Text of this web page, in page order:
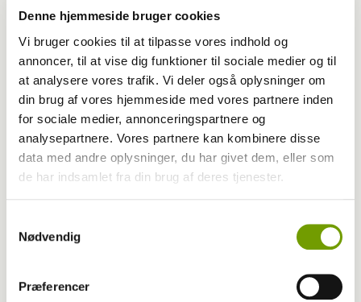
Denne hjemmeside bruger cookies
Vi bruger cookies til at tilpasse vores indhold og
annoncer, til at vise dig funktioner til sociale medier og til
at analysere vores trafik. Vi deler også oplysninger om
din brug af vores hjemmeside med vores partnere inden
for sociale medier, annonceringspartnere og
analysepartnere. Vores partnere kan kombinere disse
data med andre oplysninger, du har givet dem, eller som
de har indsamlet fra din brug af deres tjenester.
Nødvendig
Præferencer
Udgivet måned
5
Start side nr.
98
Antal sider
2,0
Skribent
Fotograf
FurEater CarKit Pro